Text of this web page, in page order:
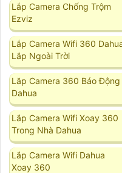
Lắp Camera Chống Trộm
Ezviz
Lắp Camera Wifi 360
Lắp Ngoài Trời
Lăp Camera 360 Báo Động
Dahua
Lắp Camera Wifi Xoay 360
Trong Nhà Dahua
Lắp Camera Wifi Dahua
Xoay 360